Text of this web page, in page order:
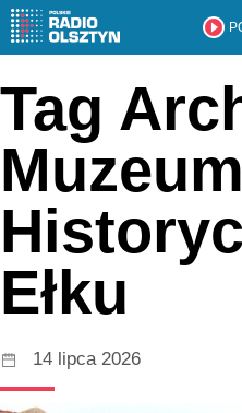
Tag
Muzeum
Ełku
14 lipca 2026